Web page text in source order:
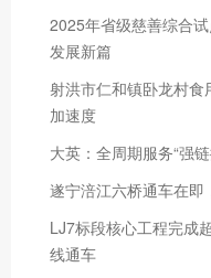
2025年省级慈善综合
发展新篇
射洪市仁和镇卧龙村食
加速度
大英：全周期服务“强
遂宁涪江六桥通车在即
LJ7标段核心工程完成
线通车